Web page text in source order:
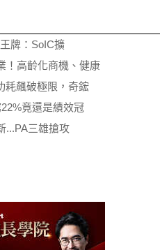
牌：SoIC擴
！高齡化商機、健康
耗飆破極限，奇鋐
竟還是績效冠
...PA三雄搶攻